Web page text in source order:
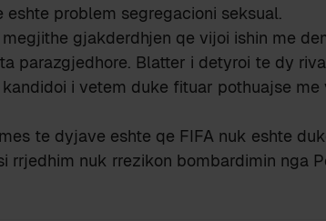
problem segregacioni seksual.
gjakderdhjen qe vijoi ishin me
parazgjedhore. Blatter i detyroi te dy
i vetem duke fituar pothuajse me
te dyjave eshte qe FIFA nuk eshte
rrjedhim nuk rrezikon bombardimin nga